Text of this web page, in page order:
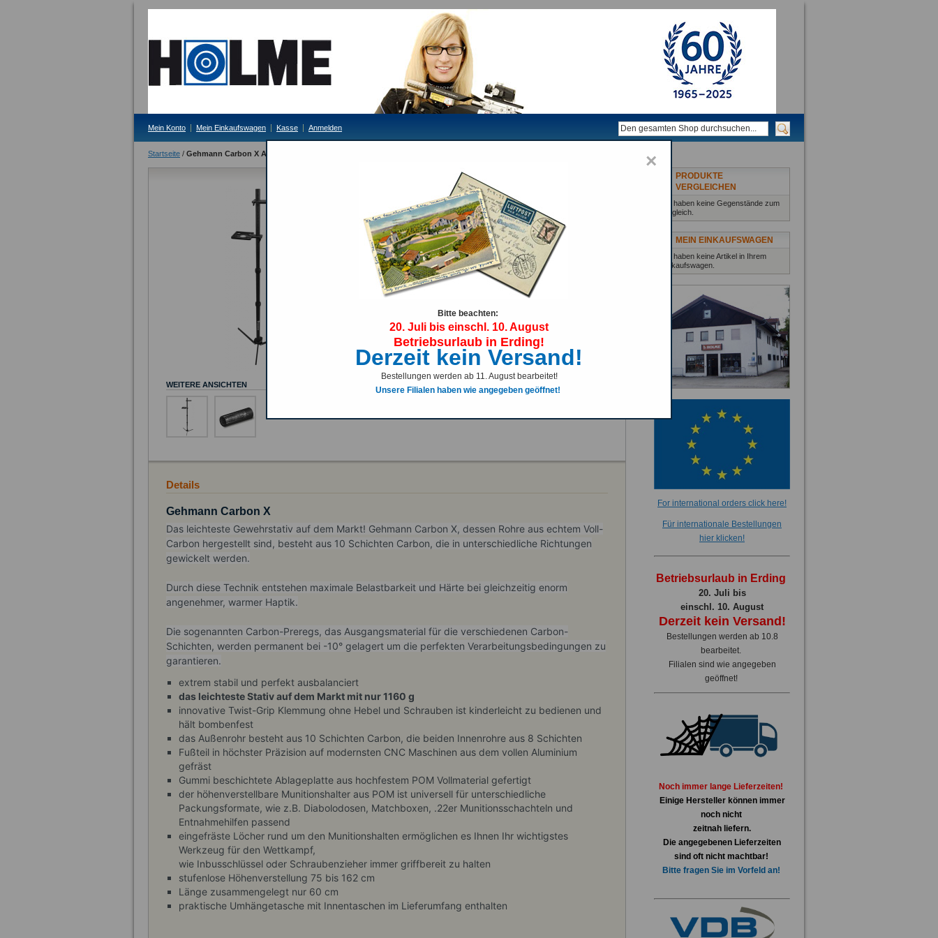
Mein Konto Mein Einkaufswagen Kasse Anmelden
Startseite / Gehmann Carbon X Ablagestativ
Gehmann Carbon X Ablagestativ
Lieferzeit: 3-4 Tage
Bitte Tagespreis anfragen!
ODER
Schnellübersicht
Das leichteste Gewehrstativ!
Neuheit 2025!
WEITERE ANSICHTEN
Details
Gehmann Carbon X
Das leichteste Gewehrstativ auf dem Markt! Gehmann Carbon X, dessen Rohre aus echtem Voll-
Carbon hergestellt sind, besteht aus 10 Schichten Carbon, die in unterschiedliche Richtungen
gewickelt werden.
Durch diese Technik entstehen maximale Belastbarkeit und Härte bei gleichzeitig enorm
angenehmer, warmer Haptik.
Die sogenannten Carbon-Preregs, das Ausgangsmaterial für die verschiedenen Carbon-
Schichten, werden permanent bei -10° gelagert um die perfekten Verarbeitungsbedingungen zu
garantieren.
extrem stabil und perfekt ausbalanciert
das leichteste Stativ auf dem Markt mit nur 1160 g
innovative Twist-Grip Klemmung ohne Hebel und Schrauben ist kinderleicht zu bedienen und
hält bombenfest
das Außenrohr besteht aus 10 Schichten Carbon, die beiden Innenrohre aus 8 Schichten
Fußteil in höchster Präzision auf modernsten CNC Maschinen aus dem vollen Aluminium
gefräst
Gummi beschichtete Ablageplatte aus hochfestem POM Vollmaterial gefertigt
der höhenverstellbare Munitionshalter aus POM ist universell für unterschiedliche
Packungsformate, wie z.B. Diabolodosen, Matchboxen, .22er Munitionsschachteln und
Entnahmehilfen passend
eingefräste Löcher rund um den Munitionshalten ermöglichen es Ihnen Ihr wichtigstes
Werkzeug für den Wettkampf,
wie Inbusschlüssel oder Schraubenzieher immer griffbereit zu halten
stufenlose Höhenverstellung 75 bis 162 cm
Länge zusammengelegt nur 60 cm
praktische Umhängetasche mit Innentaschen im Lieferumfang enthalten
PRODUKTE
VERGLEICHEN
Sie haben keine Gegenstände zum
Vergleich.
MEIN EINKAUFSWAGEN
Sie haben keine Artikel in Ihrem
Einkaufswagen.
For international orders click here!
Für internationale Bestellungen
hier klicken!
Betriebsurlaub in Erding
20. Juli bis
einschl. 10. August
Derzeit kein Versand!
Bestellungen werden ab 10.8
bearbeitet.
Filialen sind wie angegeben
geöffnet!
Noch immer lange Lieferzeiten!
Einige Hersteller können immer
noch nicht
zeitnah liefern.
Die angegebenen Lieferzeiten
sind oft nicht machtbar!
Bitte fragen Sie im Vorfeld an!
×
Bitte beachten:
20. Juli bis einschl. 10. August
Betriebsurlaub in Erding!
Derzeit kein Versand!
Bestellungen werden ab 11. August bearbeitet!
Unsere Filialen haben wie angegeben geöffnet!